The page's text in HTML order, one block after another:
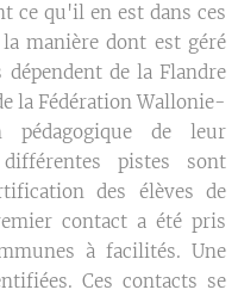
ce qu'il en est dans ces
manière dont est géré
de la Flandre
la Fédération Wallonie-
pédagogique de leur
pistes sont
des élèves de
contact a été pris
à facilités. Une
Ces contacts se